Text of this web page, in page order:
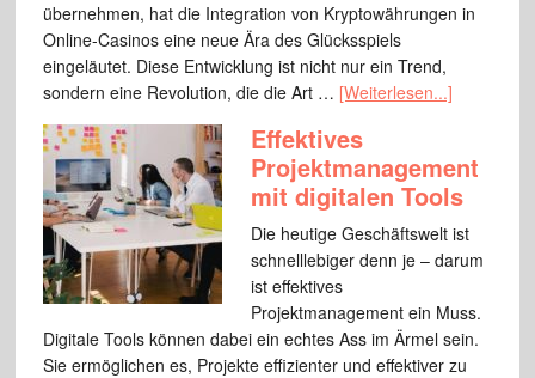
übernehmen, hat die Integration von Kryptowährungen in
Online-Casinos eine neue Ära des Glücksspiels
eingeläutet. Diese Entwicklung ist nicht nur ein Trend,
sondern eine Revolution, die die Art … [Weiterlesen...]
Effektives
Projektmanagement
mit digitalen Tools
Die heutige Geschäftswelt ist
schnelllebiger denn je – darum
ist effektives
Projektmanagement ein Muss.
Digitale Tools können dabei ein echtes Ass im Ärmel sein.
Sie ermöglichen es, Projekte effizienter und effektiver zu